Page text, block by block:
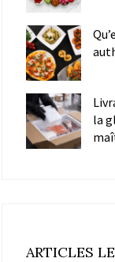
la
ARTICLES